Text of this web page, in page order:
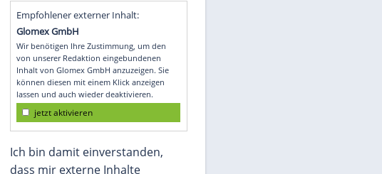
Video
Empfohlener externer Inhalt:
Glomex GmbH
können diesen mit einem Klick anzeigen
lassen und auch wieder deaktivieren.